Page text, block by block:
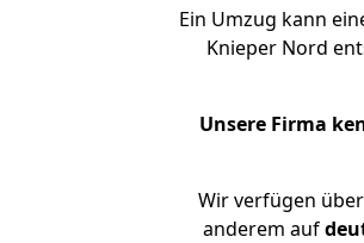
Ein Umzug kann
Knieper Nord
Unsere Firma
Wir verfügen über
anderem auf